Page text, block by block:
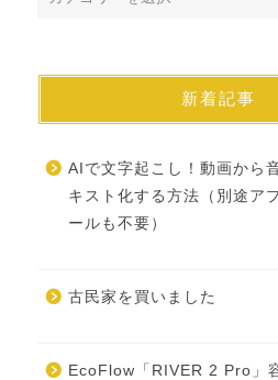
新着記事
AIで文字起こし！動画から
キスト化する方法（別途ア
ールも不要）
古民家を買いました
EcoFlow「RIVER 2 Pro」